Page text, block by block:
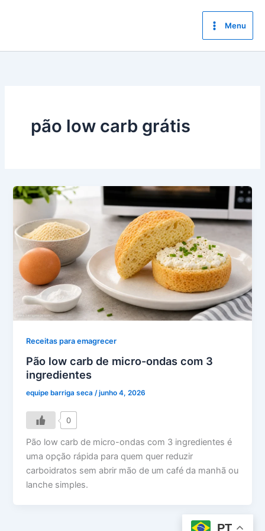
conteúdo
Menu
pão low carb grátis
Receitas para emagrecer
Pão low carb de micro-ondas com 3
ingredientes
equipe barriga seca/junho 4, 2026
0
Pão low carb de micro-ondas com 3 ingredientes é
uma opção rápida para quem quer reduzir
carboidratos sem abrir mão de um café da manhã ou
lanche simples.
PT